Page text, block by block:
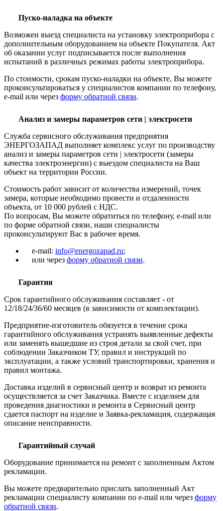
Пуско-наладка на объекте
Возможен выезд специалиста на установку электроприбора с
дополнительным оборудованием на объекте Покупателя. Акт
об оказании услуг подписывается после выполнения
испытаний в различных режимах работы электроприбора.
По стоимости, срокам пуско-наладки на объекте, Вы можете
проконсультироваться у специалистов компании по телефону,
e-mail или через форму обратной связи.
Анализ и замеры параметров сети | электросети
Служба сервисного обслуживания предприятия
ЭНЕРГОЗАПАД выполняет комплекс услуг по производству
анализ и замеры параметров сети | электросети (замеры
качества электроэнергии) с выездом специалиста на Ваш
объект на территории России.
Стоимость работ зависит от количества измерений, точек
замера, которые необходимо провести и отдаленности
объекта, от 10 000 рублей с НДС.
По вопросам, Вы можете обратиться по телефону, e-mail или
по форме обратной связи, наши специалисты
проконсультируют Вас в рабочее время.
e-mail: info@energozapad.ru;
или через форму обратной связи.
Гарантия
Срок гарантийного обслуживания составляет - от
12/18/24/36/60 месяцев (в зависимости от комплектации).
Предприятие-изготовитель обязуется в течение срока
гарантийного обслуживания устранять выявленные дефекты
или заменять вышедшие из строя детали за свой счет, при
соблюдении Заказчиком ТУ, правил и инструкций по
эксплуатации, а также условий транспортировки, хранения и
правил монтажа.
Доставка изделий в сервисный центр и возврат из ремонта
осуществляется за счет Заказчика. Вместе с изделием для
проведения диагностики и ремонта в Сервисный центр
сдается паспорт на изделие и Заявка-рекламация, содержащая
описание неисправности.
Гарантийный случай
Оборудование принимается на ремонт с заполненным Актом
рекламации.
Вы можете предварительно прислать заполненный Акт
рекламации специалисту компании по e-mail или через форму
обратной связи.